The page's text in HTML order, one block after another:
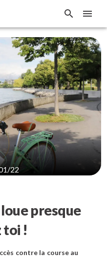
22
presque
toi !
contre la course au